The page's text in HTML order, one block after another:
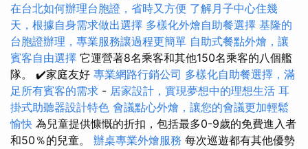
在台北如何辦理台胞證，省時又方便 了解月子中心住幾
天，根據自身需求做出選擇 多樣化外燴自助餐選擇 基隆的
台胞證辦理，專業服務讓過程更簡單 自助式餐點外燴，讓
賓客自由選擇 它運營著8名乘客和其他150名乘客的八個艦
隊。 ✔️家庭友好 專業網路行銷公司 多樣化自助餐選擇，滿
足所有賓客的需求 - 居家設計，實現夢想中的理想生活 耳
掛式助聽器設計特色 會議點心外燴，讓您的會議更加輕鬆
愉快 為兒童提供慷慨的折扣，包括最多0-9歲的免費進入者
和50％的兒童。 辦桌專業外燴服務 每次巡遊都有其他優勢